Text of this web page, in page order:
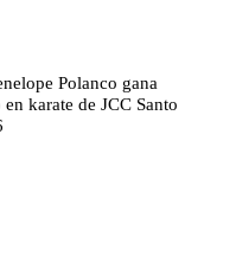
Polanco gana
karate de JCC Santo